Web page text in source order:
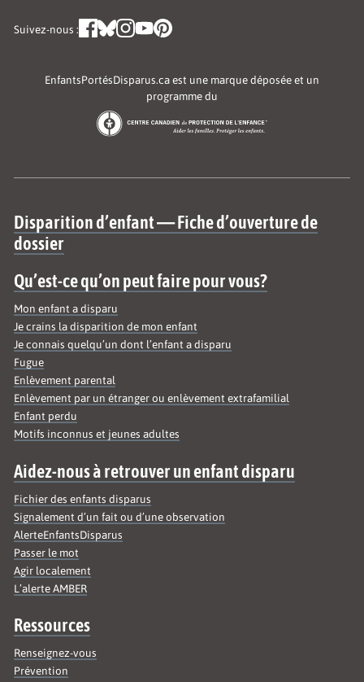
Suivez-nous :
EnfantsPortésDisparus.ca est une marque déposée et un
programme du
Site map
Disparition d’enfant — Fiche d’ouverture de
dossier
Qu’est-ce qu’on peut faire pour vous?
Mon enfant a disparu
Je crains la disparition de mon enfant
Je connais quelqu’un dont l’enfant a disparu
Fugue
Enlèvement parental
Enlèvement par un étranger ou enlèvement extrafamilial
Enfant perdu
Motifs inconnus et jeunes adultes
Aidez-nous à retrouver un enfant disparu
Fichier des enfants disparus
Signalement d’un fait ou d’une observation
AlerteEnfantsDisparus
Passer le mot
Agir localement
L’alerte AMBER
Ressources
Renseignez-vous
Prévention